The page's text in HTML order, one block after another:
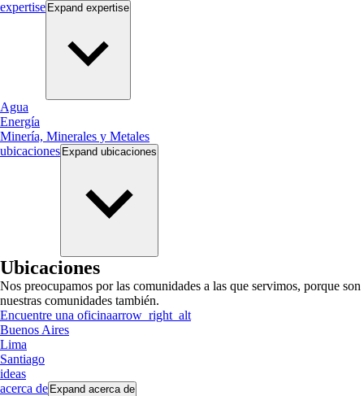
expertise Expand expertise
Agua
Energía
Minería, Minerales y Metales
ubicaciones Expand ubicaciones
Ubicaciones
Nos preocupamos por las comunidades a las que servimos, porque son
nuestras comunidades también.
Encuentre una oficinaarrow_right_alt
Buenos Aires
Lima
Santiago
ideas
acerca de Expand acerca de